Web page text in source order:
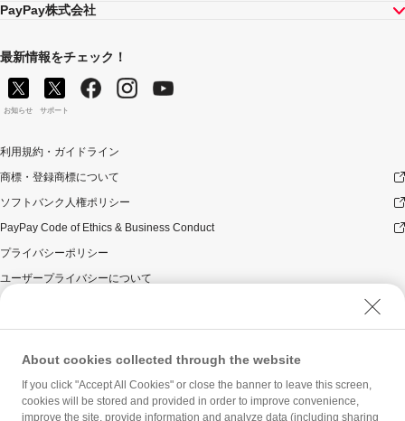
PayPay株式会社
最新情報をチェック！
お知らせ サポート
利用規約・ガイドライン
商標・登録商標について
ソフトバンク人権ポリシー
PayPay Code of Ethics & Business Conduct
プライバシーポリシー
ユーザープライバシーについて
ウェブサイト利用規約
反社会的勢力に対する方針
勧誘方針
マネロン等基本方針
About cookies collected through the website
If you click "Accept All Cookies" or close the banner to leave this screen,
cookies will be stored and provided in order to improve convenience,
improve the site, provide information and analyze data (including sharing